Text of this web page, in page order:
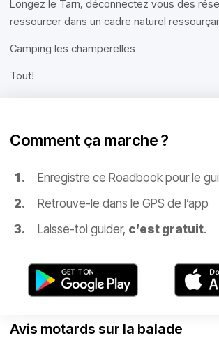
Longez le Tarn, déconnectez vous des
ressourcer dans un cadre naturel
Camping les champerelles
Tout!
Comment ça marche ?
Enregistre ce Roadbook pour le
Retrouve-le dans le GPS de l’app
Laisse-toi guider, c’est gratuit.
Avis motards sur la balade